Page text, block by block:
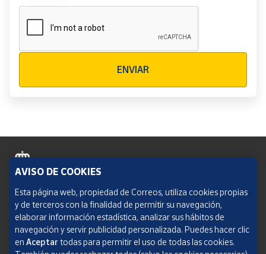
ENVIAR
Política de cookies
Aviso legal
Condiciones del servicio
AVISO DE COOKIES
Esta página web, propiedad de Correos, utiliza cookies propias
y de terceros con la finalidad de permitir su navegación,
elaborar información estadística, analizar sus hábitos de
navegación y servir publicidad personalizada. Puedes hacer clic
en Aceptar todas para permitir el uso de todas las cookies.